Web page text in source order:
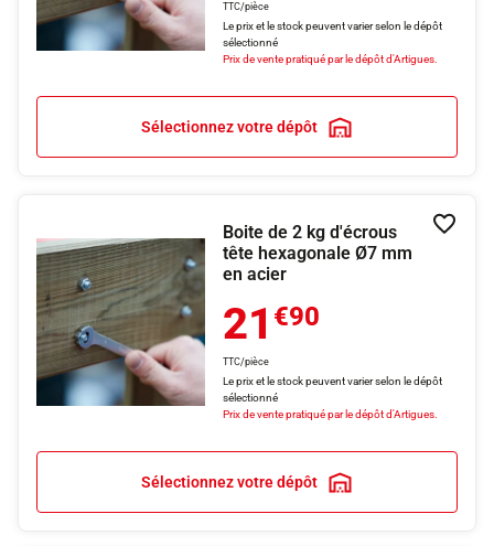
TTC/pièce
Le prix et le stock peuvent varier selon le dépôt
sélectionné
Prix de vente pratiqué par le dépôt d'Artigues.
Sélectionnez votre dépôt
Boite de 2 kg d'écrous
tête hexagonale Ø7 mm
en acier
21 €90
TTC/pièce
Le prix et le stock peuvent varier selon le dépôt
sélectionné
Prix de vente pratiqué par le dépôt d'Artigues.
Sélectionnez votre dépôt